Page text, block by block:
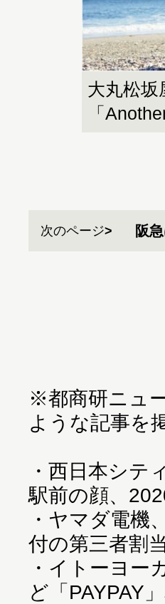
大丸松
「
次のページ 阪
※都商研ニュ
ような記事を
・ 西日本シテ
駅前の顔、
・ ヤマダ電機
付の第三者割
・ イトーヨー
ど「PAYPAY